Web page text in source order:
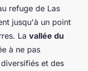
refuge de Las
jusqu'à un point
La vallée du
à ne pas
et des